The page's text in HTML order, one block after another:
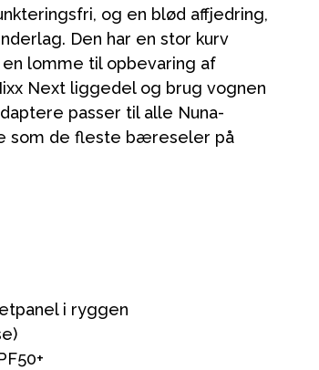
og en blød affjedring,
Den har en stor kurv
lomme til opbevaring af
Next liggedel og brug vognen
passer til alle Nuna-
som de fleste bæreseler på
i ryggen